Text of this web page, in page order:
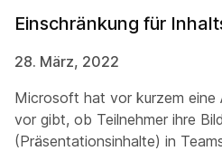
Einschränkung für
28. März, 2022
Microsoft hat vor kurzem eine
vor gibt, ob Teilnehmer ihre
(Präsentationsinhalte) in